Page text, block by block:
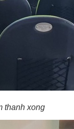
thanh xong